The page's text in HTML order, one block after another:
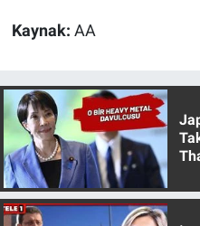
Kaynak: AA